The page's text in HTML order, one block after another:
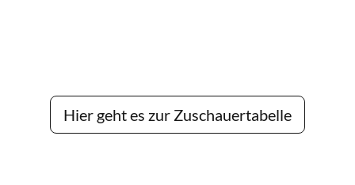
Hier geht es zur Zuschauertabelle